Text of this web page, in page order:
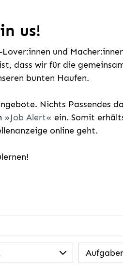
us!
und
dass wir für die
bunten Haufen.
Nichts Passendes
Job Alert
ein. Somit
online geht.